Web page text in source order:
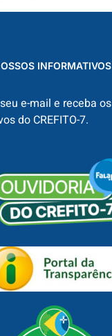
INFORMATIVOS
e-mail e receba os
do CREFITO-7.